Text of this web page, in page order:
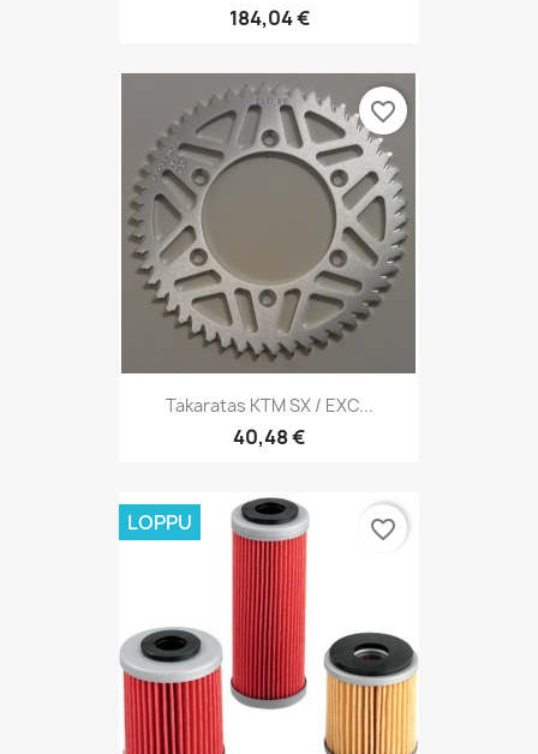
184,04 €
Takaratas KTM SX / EXC...
40,48 €
favorite_border
LOPPU favorite_border